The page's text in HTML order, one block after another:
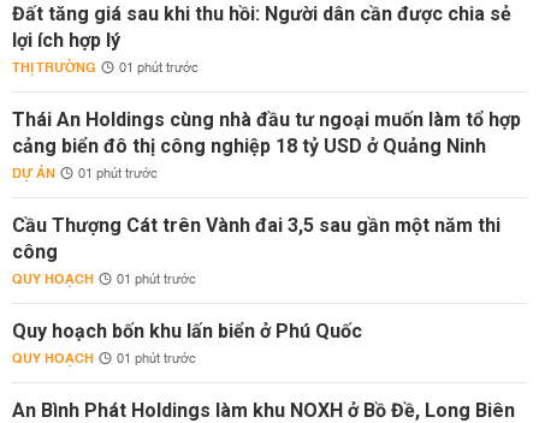
Đất tăng giá sau khi thu hồi: Người dân cần được chia sẻ
lợi ích hợp lý
THỊ TRƯỜNG 01 phút trước
Thái An Holdings cùng nhà đầu tư ngoại muốn làm tổ hợp
cảng biển đô thị công nghiệp 18 tỷ USD ở Quảng Ninh
DỰ ÁN 01 phút trước
Cầu Thượng Cát trên Vành đai 3,5 sau gần một năm thi
công
QUY HOẠCH 01 phút trước
Quy hoạch bốn khu lấn biển ở Phú Quốc
QUY HOẠCH 01 phút trước
An Bình Phát Holdings làm khu NOXH ở Bồ Đề, Long Biên